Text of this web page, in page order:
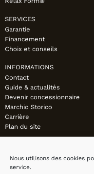
Nous utilisons des cookies
service.
SERVICES
Garantie
Financement
Choix et conseils
INFORMATIONS
Contact
Guide & actualités
Devenir concessionnaire
Marchio Storico
Carrière
Plan du site